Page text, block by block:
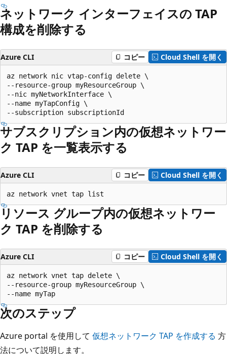
ネットワーク インターフェイスの TAP
構成を削除する
Azure CLI コピー Cloud Shell を開く
az network nic vtap-config delete \
--resource-group myResourceGroup \
--nic myNetworkInterface \
--name myTapConfig \
サブスクリプション内の仮想ネットワー
ク TAP を一覧表示する
Azure CLI コピー Cloud Shell を開く
リソース グループ内の仮想ネットワー
ク TAP を削除する
Azure CLI コピー Cloud Shell を開く
az network vnet tap delete \
--resource-group myResourceGroup \
次のステップ
Azure portal を使用して 仮想ネットワーク TAP を作成する 方
法について説明します。